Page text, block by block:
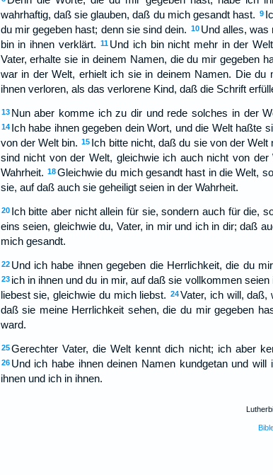
wahrhaftig, daß sie glauben, daß du mich gesandt hast. 9
du mir gegeben hast; denn sie sind dein. 10 Und alles, was
bin in ihnen verklärt.
11 Und ich bin nicht mehr in der
Vater, erhalte sie in deinem Namen, die du mir gegeben
war in der Welt, erhielt ich sie in deinem Namen. Die
ihnen verloren, als das verlorene Kind, daß die Schrift
13 Nun aber komme ich zu dir und rede solches in der
14 Ich habe ihnen gegeben dein Wort, und die Welt haßte
von der Welt bin. 15 Ich bitte nicht, daß du sie von der
sind nicht von der Welt, gleichwie ich auch nicht von der
Wahrheit. 18Gleichwie du mich gesandt hast in die Welt,
sie, auf daß auch sie geheiligt seien in der Wahrheit.
20 Ich bitte aber nicht allein für sie, sondern auch für die,
eins seien, gleichwie du, Vater, in mir und ich in dir; daß
mich gesandt.
22 Und ich habe ihnen gegeben die Herrlichkeit, die du
23 ich in ihnen und du in mir, auf daß sie vollkommen
liebest sie, gleichwie du mich liebst. 24Vater, ich will, daß,
daß sie meine Herrlichkeit sehen, die du mir gegeben
ward.
25 Gerechter Vater, die Welt kennt dich nicht; ich aber
26 Und ich habe ihnen deinen Namen kundgetan und
ihnen und ich in ihnen.